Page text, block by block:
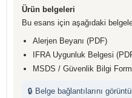
Ürün belgeleri
Bu esans için aşağıdaki
Alerjen Beyanı (PDF)
IFRA Uygunluk Belgesi
MSDS / Güvenlik Bilgi
🔒 Belge bağlantılarını